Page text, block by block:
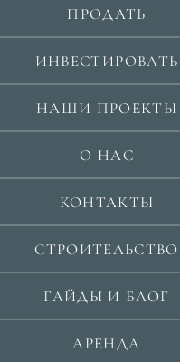
ПРОДАТЬ
ИНВЕСТИРОВАТЬ
НАШИ ПРОЕКТЫ
О НАС
КОНТАКТЫ
СТРОИТЕЛЬСТВО
ГАЙДЫ И БЛОГ
АРЕНДА